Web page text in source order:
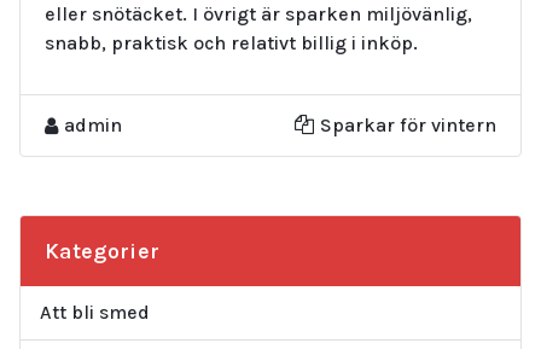
eller snötäcket. I övrigt är sparken miljövänlig,
snabb, praktisk och relativt billig i inköp.
admin Sparkar för vintern
Kategorier
Att bli smed